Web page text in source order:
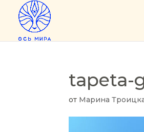
tapeta-
от Марина